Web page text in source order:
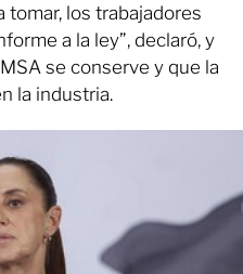
tomar, los trabajadores
a la ley”, declaró, y
se conserve y que la
la industria.